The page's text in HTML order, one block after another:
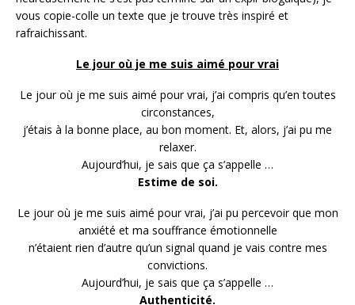
vous copie-colle un texte que je trouve très inspiré et
rafraichissant.
Le jour où je me suis aimé pour vrai
Le jour où je me suis aimé pour vrai, j’ai compris qu’en toutes
circonstances,
j’étais à la bonne place, au bon moment. Et, alors, j’ai pu me
relaxer.
Aujourd’hui, je sais que ça s’appelle …
Estime de soi.
Le jour où je me suis aimé pour vrai, j’ai pu percevoir que mon
anxiété et ma souffrance émotionnelle
n’étaient rien d’autre qu’un signal quand je vais contre mes
convictions.
Aujourd’hui, je sais que ça s’appelle …
Authenticité.